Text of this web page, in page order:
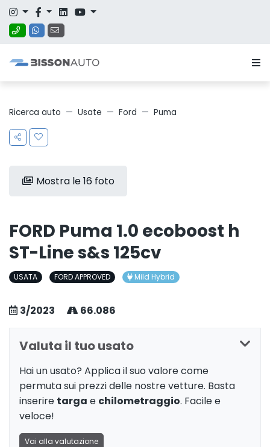
Ricerca auto Usate Ford Puma
Mostra le 16 foto
FORD Puma 1.0 ecoboost h
ST-Line s&s 125cv
USATA FORD APPROVED Mild Hybrid
3/2023 66.086
Valuta il tuo usato
Hai un usato? Applica il suo valore come
permuta sui prezzi delle nostre vetture. Basta
inserire targa e chilometraggio. Facile e
veloce!
Vai alla valutazione